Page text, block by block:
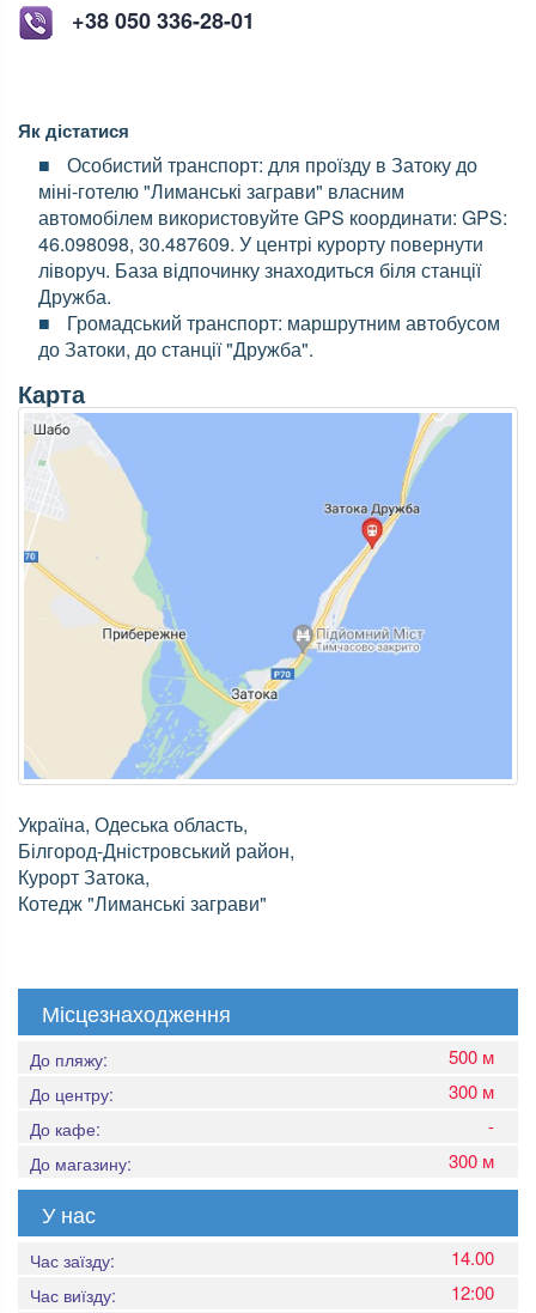
+38 050 336-28-01
Як дістатися
Особистий транспорт: для проїзду в Затоку до
міні-готелю "Лиманські заграви" власним
автомобілем використовуйте GPS координати: GPS:
46.098098, 30.487609. У центрі курорту повернути
ліворуч. База відпочинку знаходиться біля станції
Дружба.
Громадський транспорт: маршрутним автобусом
до Затоки, до станції "Дружба".
Карта
Україна, Одеська область,
Білгород-Дністровський район,
Курорт Затока,
Котедж "Лиманські заграви"
Місцезнаходження
До пляжу: 500 м
До центру: 300 м
До кафе: -
До магазину: 300 м
У нас
Час заїзду: 14.00
Час виїзду: 12:00